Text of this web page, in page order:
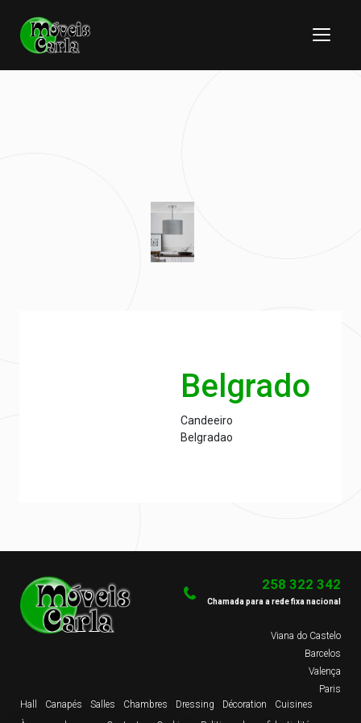
Belgrado
Candeeiro
Belgradao
Hall Canapés Salles Chambres Dressing Décoration
Cuisines
258 322 342
Chamada para a rede fixa nacional
Viana do Castelo
Barcelos
Valença
Paris